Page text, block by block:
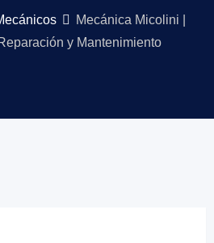
Mecánica Micolini |
y Mantenimiento